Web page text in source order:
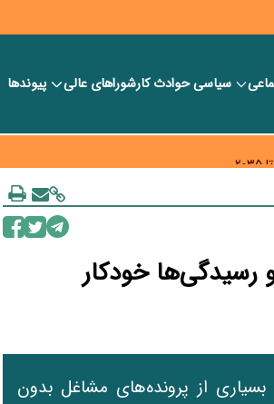
سیاسیحوادث کارشورا‎های عالی پیوندها
در حمایت از تولید
رسیدگی‌ها خودکار
از پرونده‌های مشاغل بدون